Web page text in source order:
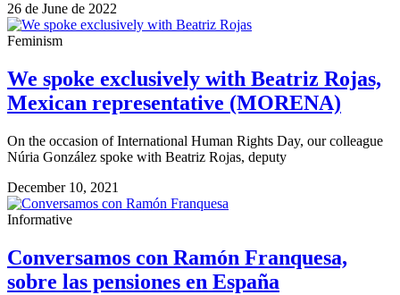
26 de June de 2022
Feminism
We spoke exclusively with Beatriz Rojas,
Mexican representative (MORENA)
On the occasion of International Human Rights Day, our colleague
Núria González spoke with Beatriz Rojas, deputy
December 10, 2021
Informative
Conversamos con Ramón Franquesa,
sobre las pensiones en España